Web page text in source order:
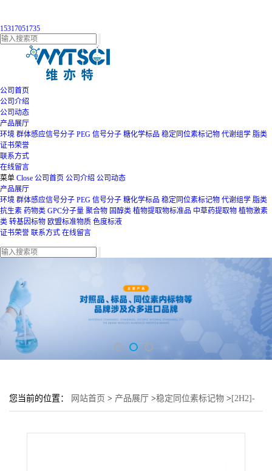
15317051735
公司首页
公司介绍
公司动态
产品展厅
环境 群体感应信号分子 PEG 信号分子 糖化学标品 稳定同位素标记物 代谢组学 脂类
证书荣誉
联系方式
在线留言
菜单 Close 公司首页 公司介绍 公司动态
产品展厅
环境 群体感应信号分子 PEG 信号分子 糖化学标品 稳定同位素标记物 代谢组学 脂类
抗生素 药物类 GPC分子量 聚合物 固醇类 植物提取物标准品 中草药提取物 植物激素
类 转基因标物 欧盟标准物质 色度标液
证书荣誉 联系方式 在线留言
您当前的位置： 网站首页 > 产品展厅 >稳定同位素标记物 >[2H2]-